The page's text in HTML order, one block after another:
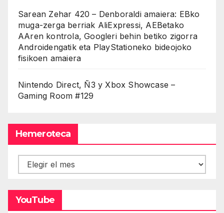
Sarean Zehar 420 – Denboraldi amaiera: EBko
muga-zerga berriak AliExpressi, AEBetako
AAren kontrola, Googleri behin betiko zigorra
Androidengatik eta PlayStationeko bideojoko
fisikoen amaiera
Nintendo Direct, Ñ3 y Xbox Showcase –
Gaming Room #129
Hemeroteca
Hemeroteca
YouTube